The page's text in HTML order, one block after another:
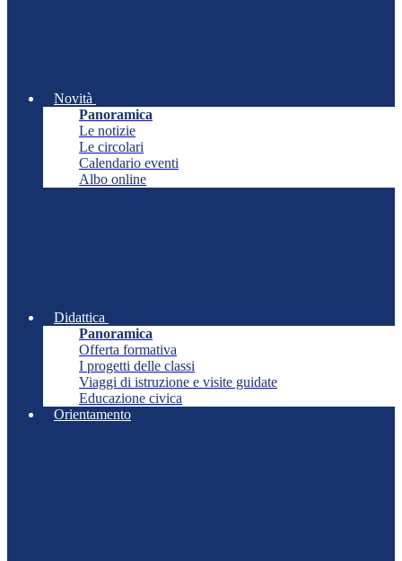
Novità
Panoramica
Le notizie
Le circolari
Calendario eventi
Albo online
Didattica
Panoramica
Offerta formativa
I progetti delle classi
Viaggi di istruzione e visite guidate
Educazione civica
Orientamento